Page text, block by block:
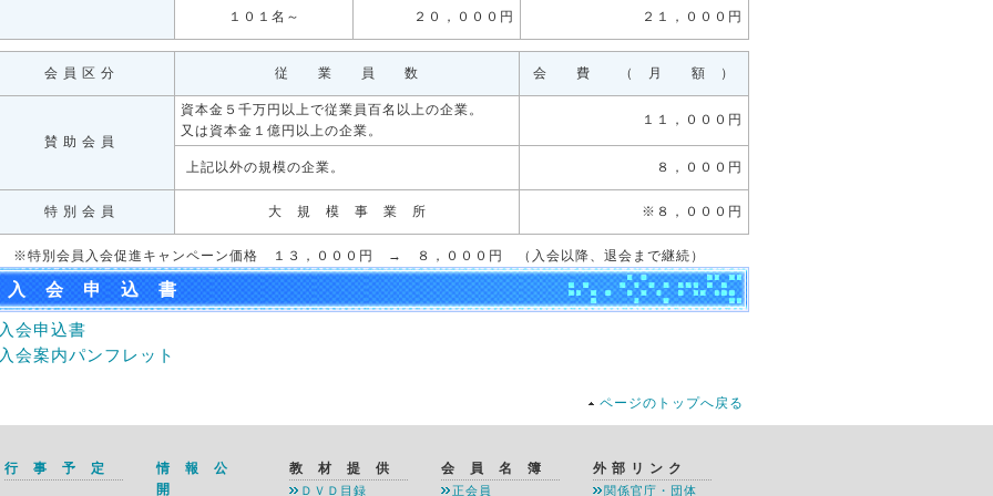
１０１名～ ２０，０００円 ２１，０００円
会 員 区 分 従 業 員 数 会 費 （ 月 額 ）
賛 助 会 員
資本金５千万円以上で従業員百名以上の企業。
又は資本金１億円以上の企業。
１１，０００円
上記以外の規模の企業。 ８，０００円
特 別 会 員 大 規 模 事 業 所 ※８，０００円
別会員入会促進キャンペーン価格 １３，０００円 → ８，０００円 （入会以降、退会まで継続）
入 会 申 込 書
会申込書
会案内パンフレット
ページのトップへ戻る
行 事 予 定
情 報 公
開
教 材 提 供
ＤＶＤ目録
会 員 名 簿
正会員
外 部 リ ン ク
関係官庁・団体